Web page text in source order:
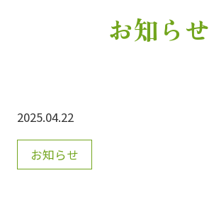
お知らせ
2025.04.22
お知らせ